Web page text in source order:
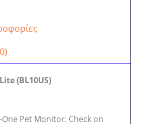
(BL10US)
Pet Monitor: Check on